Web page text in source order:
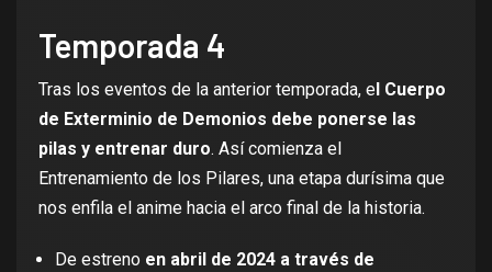
Temporada 4
Tras los eventos de la anterior temporada, el Cuerpo
de Exterminio de Demonios debe ponerse las
pilas y entrenar duro. Así comienza el
Entrenamiento de los Pilares, una etapa durísima que
nos enfila el anime hacia el arco final de la historia.
De estreno en abril de 2024 a través de